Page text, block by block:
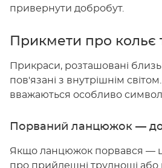
привернути добробут.
Прикмети про кольє
Прикраси, розташовані
пов'язані з внутрішнім
вважаються особливо
Порваний ланцюжок —
Якщо ланцюжок порвався —
про прийдешні труднощі або